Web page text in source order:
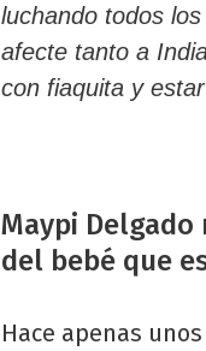
luchando todos
afecte tanto a
con fiaquita y
Maypi Delgado
del bebé que
Hace apenas